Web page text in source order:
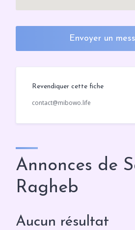
Envoyer un
Revendiquer cette fiche
contact@mibowo.life
Annonces de
Ragheb
Aucun résultat